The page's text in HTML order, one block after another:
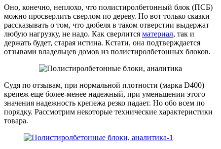
Оно, конечно, неплохо, что полистиролбетонный блок (ПСБ)
можно просверлить сверлом по дереву. Но вот только сказки
рассказывать о том, что дюбеля в таком отверстии выдержат
любую нагрузку, не надо. Как сверлится материал, так и
держать будет, старая истина. Кстати, она подтверждается
отзывами владельцев домов из полистиролбетонных блоков.
Судя по отзывам, при нормальной плотности (марка D400)
крепеж еще более-менее надежный, при уменьшении этого
значения надежность крепежа резко падает. Но обо всем по
порядку. Рассмотрим некоторые технические характеристики
товара.